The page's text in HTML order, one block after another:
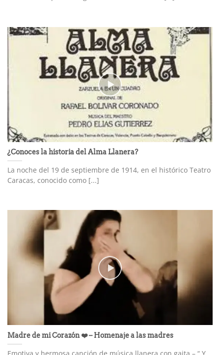
¿Conoces la historia del Alma Llanera?
La noche del 19 de septiembre de 1914, en el histórico Teatro
Caracas, conocido como [...]
Madre de mi Corazón ❤️ – Homenaje a las madres
Emotiva y hermosa canción de música llanera con gaita – “ Y